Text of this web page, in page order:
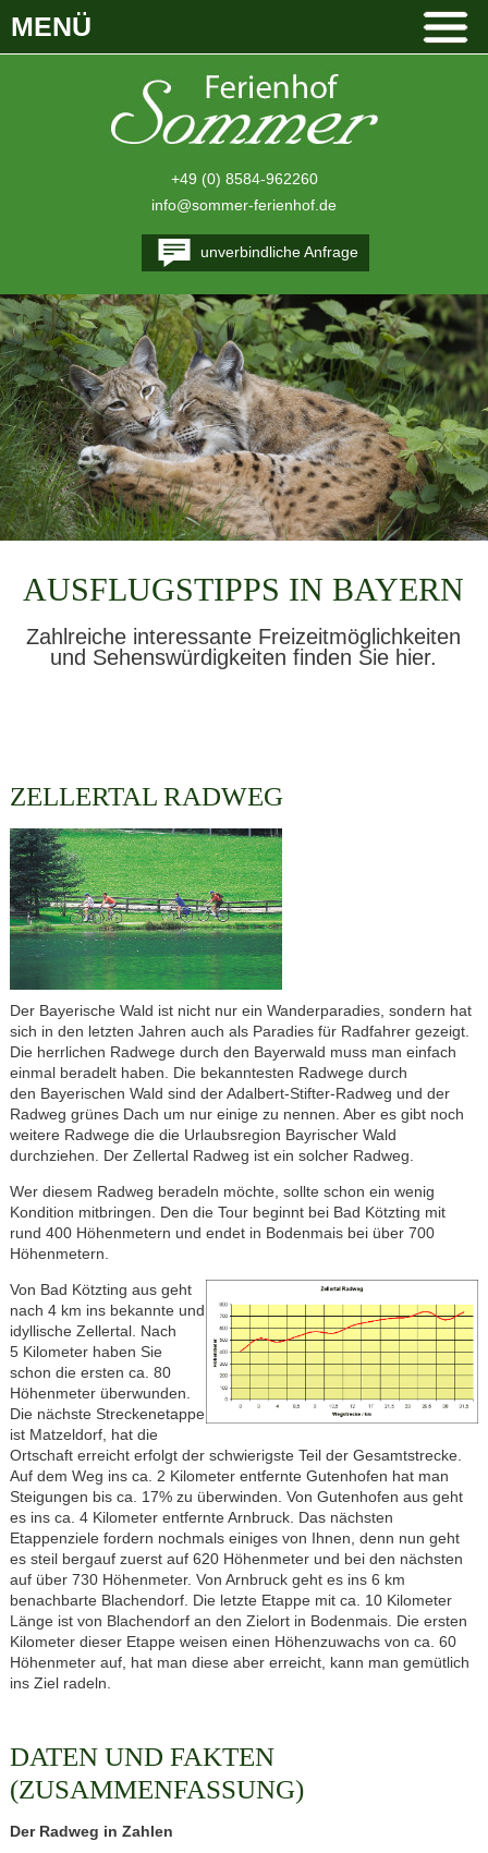
+49 (0) 8584-962260
info@sommer-ferienhof.de
unverbindliche Anfrage
MENÜ
AUSFLUGSTIPPS IN BAYERN
Zahlreiche interessante Freizeitmöglichkeiten
und Sehenswürdigkeiten finden Sie hier.
ZELLERTAL RADWEG
Der Bayerische Wald ist nicht nur ein Wanderparadies, sondern hat
sich in den letzten Jahren auch als Paradies für Radfahrer gezeigt.
Die herrlichen Radwege durch den Bayerwald muss man einfach
einmal beradelt haben. Die bekanntesten Radwege durch
den Bayerischen Wald sind der Adalbert-Stifter-Radweg und der
Radweg grünes Dach um nur einige zu nennen. Aber es gibt noch
weitere Radwege die die Urlaubsregion Bayrischer Wald
durchziehen. Der Zellertal Radweg ist ein solcher Radweg.
Wer diesem Radweg beradeln möchte, sollte schon ein wenig
Kondition mitbringen. Den die Tour beginnt bei Bad Kötzting mit
rund 400 Höhenmetern und endet in Bodenmais bei über 700
Höhenmetern.
Von Bad Kötzting aus geht
nach 4 km ins bekannte und
idyllische Zellertal. Nach
5 Kilometer haben Sie
schon die ersten ca. 80
Höhenmeter überwunden.
Die nächste Streckenetappe
ist Matzeldorf, hat die
Ortschaft erreicht erfolgt der schwierigste Teil der Gesamtstrecke.
Auf dem Weg ins ca. 2 Kilometer entfernte Gutenhofen hat man
Steigungen bis ca. 17% zu überwinden. Von Gutenhofen aus geht
es ins ca. 4 Kilometer entfernte Arnbruck. Das nächsten
Etappenziele fordern nochmals einiges von Ihnen, denn nun geht
es steil bergauf zuerst auf 620 Höhenmeter und bei den nächsten
auf über 730 Höhenmeter. Von Arnbruck geht es ins 6 km
benachbarte Blachendorf. Die letzte Etappe mit ca. 10 Kilometer
Länge ist von Blachendorf an den Zielort in Bodenmais. Die ersten
Kilometer dieser Etappe weisen einen Höhenzuwachs von ca. 60
Höhenmeter auf, hat man diese aber erreicht, kann man gemütlich
ins Ziel radeln.
DATEN UND FAKTEN
(ZUSAMMENFASSUNG)
Der Radweg in Zahlen